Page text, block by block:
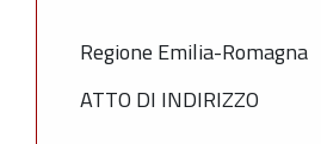
Regione Emilia-Romagna
ATTO DI INDIRIZZO